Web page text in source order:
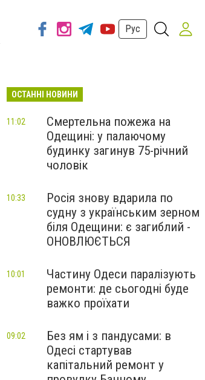
Рус
ОСТАННІ НОВИНИ
Смертельна пожежа на
Одещині: у палаючому
будинку загинув 75-річний
чоловік
11:02
Росія знову вдарила по
судну з українським зерном
біля Одещини: є загиблий -
ОНОВЛЮЄТЬСЯ
10:33
Частину Одеси паралізують
ремонти: де сьогодні буде
важко проїхати
10:01
Без ям і з пандусами: в
Одесі стартував
капітальний ремонт у
09:02